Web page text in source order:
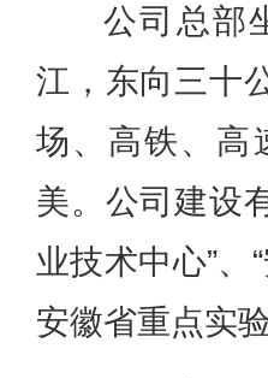
公司总部
江，东向三十
场、高铁、高
美。公司建设
业技术中心”、
安徽省重点实验